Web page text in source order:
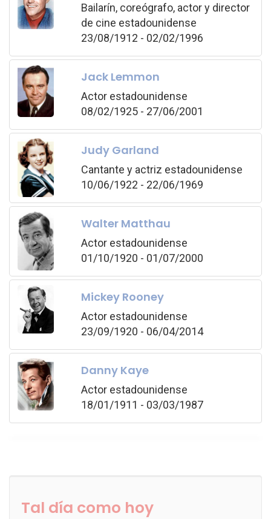
Bailarín, coreógrafo, actor y director
de cine estadounidense
23/08/1912 - 02/02/1996
Jack Lemmon
Actor estadounidense
08/02/1925 - 27/06/2001
Judy Garland
Cantante y actriz estadounidense
10/06/1922 - 22/06/1969
Walter Matthau
Actor estadounidense
01/10/1920 - 01/07/2000
Mickey Rooney
Actor estadounidense
23/09/1920 - 06/04/2014
Danny Kaye
Actor estadounidense
18/01/1911 - 03/03/1987
Tal día como hoy